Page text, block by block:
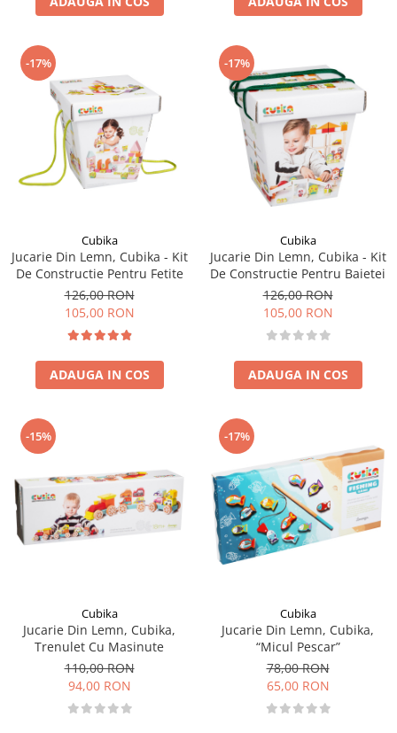
-17%
Cubika
Jucarie Din Lemn, Cubika - Kit
De Constructie Pentru Fetite
126,00 RON
105,00 RON
ADAUGA IN COS
-17%
Cubika
Jucarie Din Lemn, Cubika - Kit
De Constructie Pentru Baietei
126,00 RON
105,00 RON
ADAUGA IN COS
-15%
Cubika
Jucarie Din Lemn, Cubika,
Trenulet Cu Masinute
110,00 RON
94,00 RON
-17%
Cubika
Jucarie Din Lemn, Cubika,
“Micul Pescar”
78,00 RON
65,00 RON